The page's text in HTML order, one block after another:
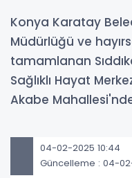
Konya Karatay
Müdürlüğü ve
tamamlanan
Sağlıklı Hayat
Akabe
04-02-2025 10:44
Güncelleme : 04-